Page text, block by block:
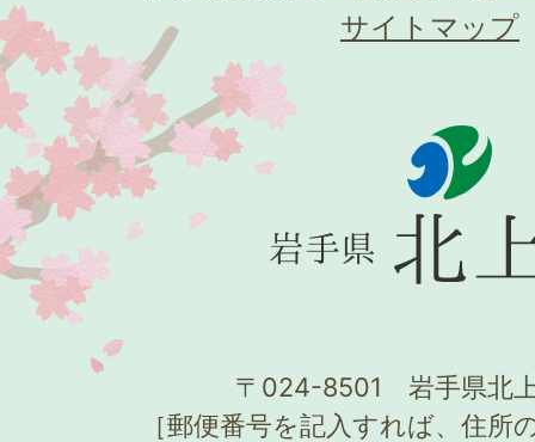
サイトマップ
〒024-8501 岩手県北
［郵便番号を記入すれば、住所